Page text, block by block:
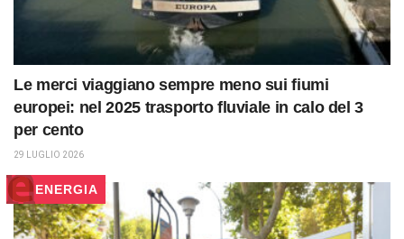
Le merci viaggiano sempre meno sui fiumi
europei: nel 2025 trasporto fluviale in calo del 3
per cento
29 LUGLIO 2026
ENERGIA